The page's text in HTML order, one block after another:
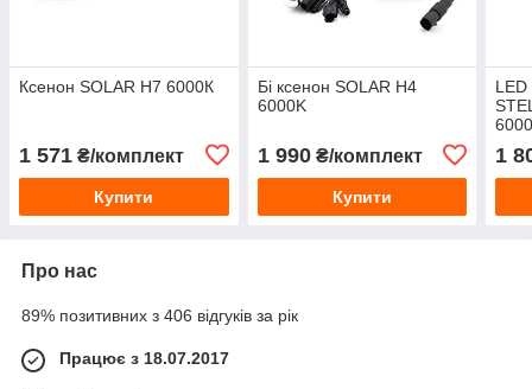
Ксенон SOLAR Н7 6000К
1 571 ₴/комплект
Купити
Бі ксенон SOLAR H4
6000K
1 990₴/комплект
Купити
1
Про нас
89% позитивних з 406 відгуків за рік
Працює з 18.07.2017